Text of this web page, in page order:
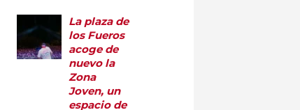
La plaza de
los Fueros
acoge de
nuevo la
Zona
Joven, un
espacio de